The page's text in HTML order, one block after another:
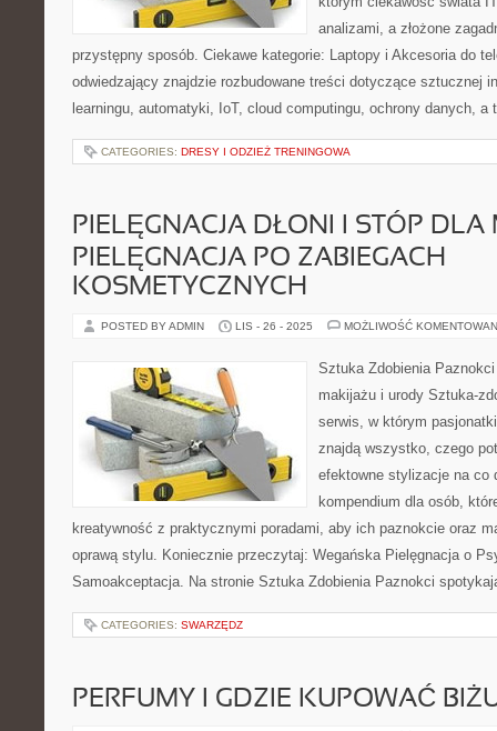
analizami, a złożone
przystępny sposób. Ciekawe kategorie: Laptopy i Akcesoria do
odwiedzający znajdzie rozbudowane treści dotyczące sztucznej
learningu, automatyki, IoT, cloud computingu, ochrony danych,
CATEGORIES: DRESY I ODZIEŻ TRENINGOWA
PIELĘGNACJA DŁONI I STÓP DLA
PIELĘGNACJA PO ZABIEGACH
KOSMETYCZNYCH
POSTED BY ADMIN LIS - 26 - 2025 MOŻLIWOŚĆ
Sztuka Zdobienia
makijażu i urody Sztuka-
serwis, w którym
znajdą wszystko, czego
efektowne stylizacje na co
kompendium dla osób,
kreatywność z praktycznymi poradami, aby ich paznokcie oraz
oprawą stylu. Koniecznie przeczytaj: Wegańska Pielęgnacja o
Samoakceptacja. Na stronie Sztuka Zdobienia Paznokci
CATEGORIES: SWARZĘDZ
PERFUMY I GDZIE KUPOWAĆ